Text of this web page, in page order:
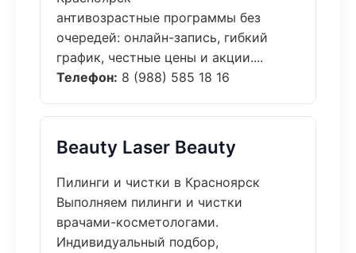
антивозрастные программы без
очередей: онлайн-запись, гибкий
график, честные цены и акции....
Телефон: 8 (988) 585 18 16
Beauty Laser Beauty
Пилинги и чистки в Красноярск
Выполняем пилинги и чистки
врачами-косметологами.
Индивидуальный подбор,